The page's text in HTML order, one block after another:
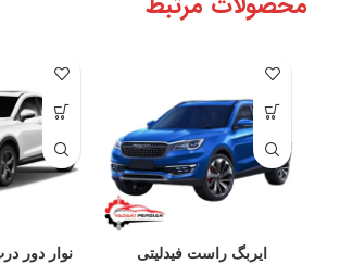
ایربگ راست فیدلیتی
نوار دور